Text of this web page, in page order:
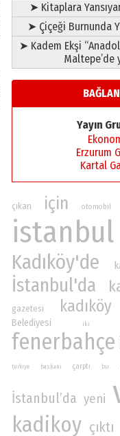
➤ Kitaplara
➤ Çiçeği Burnunda
➤ Kadem Ekşi
Maltepe’de
Yayın
Erzurum
Kartal
çıkan için otomobil
istanbul
Kadıköy'de
İstanbul'da
gazetesi kadıköy
Belediyesi
iki
fenerbahçe
turkiye baskani çarptı bu
İstanbul’da yeni
kadikoy çıktı